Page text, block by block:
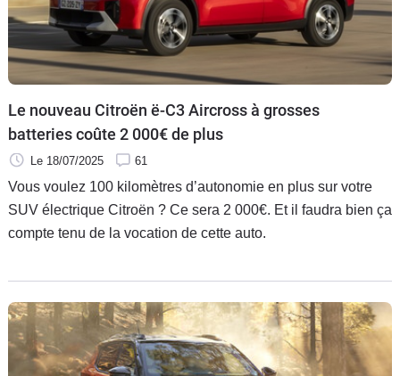
Le nouveau Citroën ë-C3 Aircross à grosses
batteries coûte 2 000€ de plus
Le 18/07/2025 61
Vous voulez 100 kilomètres d’autonomie en plus sur votre
SUV électrique Citroën ? Ce sera 2 000€. Et il faudra bien ça
compte tenu de la vocation de cette auto.